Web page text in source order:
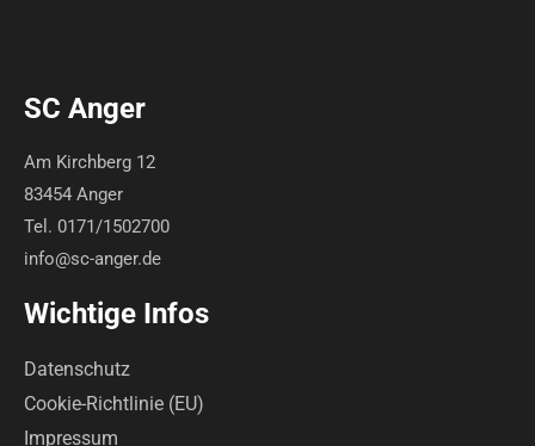
SC Anger
Am Kirchberg 12
83454 Anger
Tel. 0171/1502700
info@sc-anger.de
Wichtige Infos
Datenschutz
Cookie-Richtlinie (EU)
Impressum